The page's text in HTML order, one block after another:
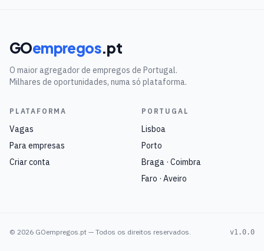
GOempregos.pt
O maior agregador de empregos de Portugal.
Milhares de oportunidades, numa só plataforma.
PLATAFORMA
Vagas
Para empresas
Criar conta
PORTUGAL
Lisboa
Porto
Braga · Coimbra
Faro · Aveiro
© 2026 GOempregos.pt — Todos os direitos reservados. v1.0.0